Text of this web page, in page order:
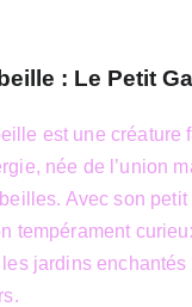
: Le Petit
est une créature
née de l’union
Avec son
tempérament
jardins enchantés